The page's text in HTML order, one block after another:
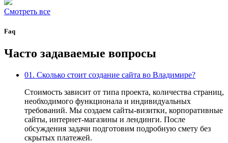
Смотреть все
Faq
Часто задаваемые вопросы
01. Сколько стоит создание сайта во Владимире?
Стоимость зависит от типа проекта, количества страниц,
необходимого функционала и индивидуальных
требований. Мы создаем сайты-визитки, корпоративные
сайты, интернет-магазины и лендинги. После
обсуждения задачи подготовим подробную смету без
скрытых платежей.